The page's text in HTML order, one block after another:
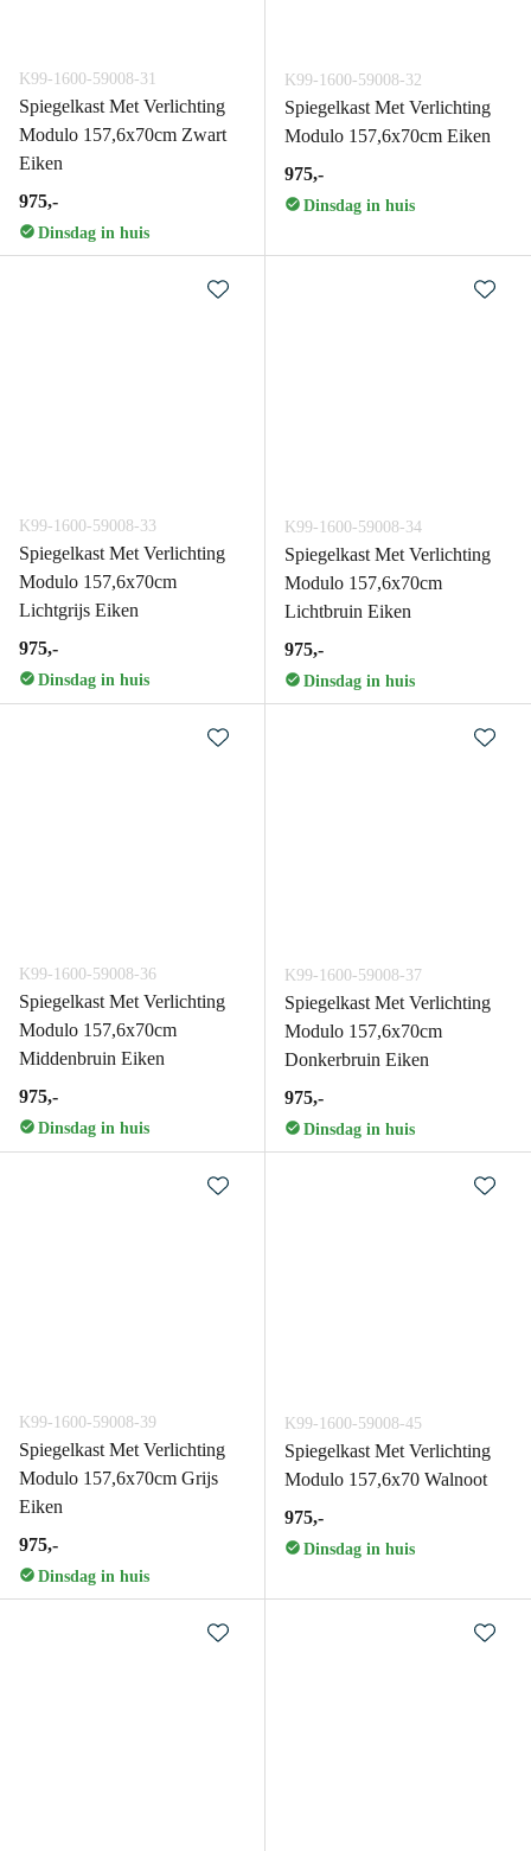
K99-1600-59008-31
Spiegelkast Met Verlichting
Modulo 157,6x70cm Zwart
Eiken
975,-
Dinsdag in huis
K99-1600-59008-32
Spiegelkast Met Verlichting
Modulo 157,6x70cm Eiken
975,-
Dinsdag in huis
K99-1600-59008-33
Spiegelkast Met Verlichting
Modulo 157,6x70cm
Lichtgrijs Eiken
975,-
Dinsdag in huis
K99-1600-59008-34
Spiegelkast Met Verlichting
Modulo 157,6x70cm
Lichtbruin Eiken
975,-
Dinsdag in huis
K99-1600-59008-36
Spiegelkast Met Verlichting
Modulo 157,6x70cm
Middenbruin Eiken
975,-
Dinsdag in huis
K99-1600-59008-37
Spiegelkast Met Verlichting
Modulo 157,6x70cm
Donkerbruin Eiken
975,-
Dinsdag in huis
K99-1600-59008-39
Spiegelkast Met Verlichting
Modulo 157,6x70cm Grijs
Eiken
975,-
Dinsdag in huis
K99-1600-59008-45
Spiegelkast Met Verlichting
Modulo 157,6x70 Walnoot
975,-
Dinsdag in huis